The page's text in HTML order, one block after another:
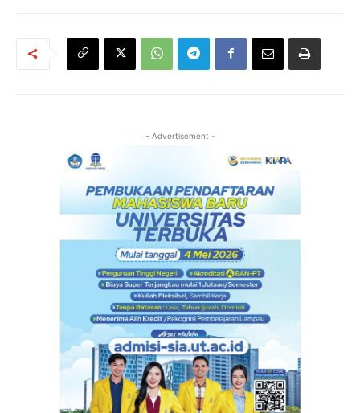
- Advertisement -